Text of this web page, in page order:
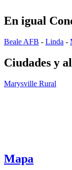
En igual
Beale AFB - Linda -
Ciudades y
Marysville Rural
Mapa